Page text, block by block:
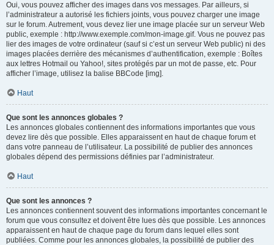
Oui, vous pouvez afficher des images dans vos messages. Par ailleurs, si
l’administrateur a autorisé les fichiers joints, vous pouvez charger une image
sur le forum. Autrement, vous devez lier une image placée sur un serveur Web
public, exemple : http://www.exemple.com/mon-image.gif. Vous ne pouvez pas
lier des images de votre ordinateur (sauf si c’est un serveur Web public) ni des
images placées derrière des mécanismes d’authentification, exemple : Boîtes
aux lettres Hotmail ou Yahoo!, sites protégés par un mot de passe, etc. Pour
afficher l’image, utilisez la balise BBCode [img].
Haut
Que sont les annonces globales ?
Les annonces globales contiennent des informations importantes que vous
devez lire dès que possible. Elles apparaissent en haut de chaque forum et
dans votre panneau de l’utilisateur. La possibilité de publier des annonces
globales dépend des permissions définies par l’administrateur.
Haut
Que sont les annonces ?
Les annonces contiennent souvent des informations importantes concernant le
forum que vous consultez et doivent être lues dès que possible. Les annonces
apparaissent en haut de chaque page du forum dans lequel elles sont
publiées. Comme pour les annonces globales, la possibilité de publier des